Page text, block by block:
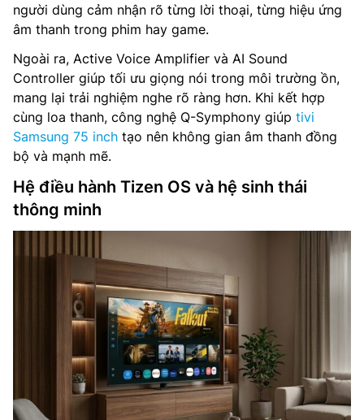
người dùng cảm nhận rõ từng lời thoại, từng hiệu ứng
âm thanh trong phim hay game.
Ngoài ra, Active Voice Amplifier và AI Sound
Controller giúp tối ưu giọng nói trong môi trường ồn,
mang lại trải nghiệm nghe rõ ràng hơn. Khi kết hợp
cùng loa thanh, công nghệ Q-Symphony giúp tivi
Samsung 75 inch tạo nên không gian âm thanh đồng
bộ và mạnh mẽ.
Hệ điều hành Tizen OS và hệ sinh thái
thông minh